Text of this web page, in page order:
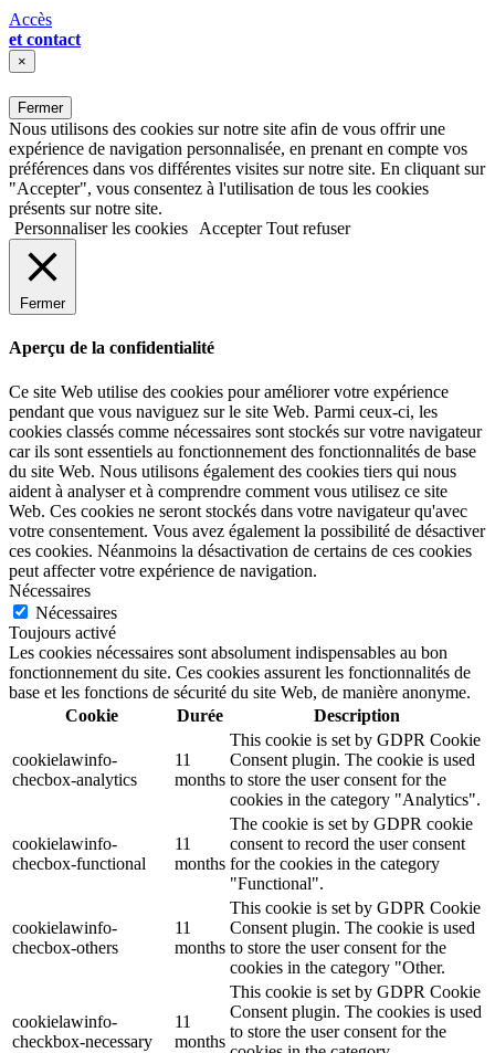
Accès
et contact
×
Fermer
Nous utilisons des cookies sur notre site afin de vous offrir une
expérience de navigation personnalisée, en prenant en compte vos
préférences dans vos différentes visites sur notre site. En cliquant sur
"Accepter", vous consentez à l'utilisation de tous les cookies
présents sur notre site.
Personnaliser les cookies
Accepter Tout refuser
Fermer
Aperçu de la confidentialité
Ce site Web utilise des cookies pour améliorer votre expérience
pendant que vous naviguez sur le site Web. Parmi ceux-ci, les
cookies classés comme nécessaires sont stockés sur votre navigateur
car ils sont essentiels au fonctionnement des fonctionnalités de base
du site Web. Nous utilisons également des cookies tiers qui nous
aident à analyser et à comprendre comment vous utilisez ce site
Web. Ces cookies ne seront stockés dans votre navigateur qu'avec
votre consentement. Vous avez également la possibilité de désactiver
ces cookies. Néanmoins la désactivation de certains de ces cookies
peut affecter votre expérience de navigation.
Nécessaires
Nécessaires
Toujours activé
Les cookies nécessaires sont absolument indispensables au bon
fonctionnement du site. Ces cookies assurent les fonctionnalités de
base et les fonctions de sécurité du site Web, de manière anonyme.
Cookie
Durée Description
cookielawinfo-
checbox-analytics
11
months
This cookie is set by GDPR Cookie
Consent plugin. The cookie is used
to store the user consent for the
cookies in the category "Analytics".
cookielawinfo-
checbox-functional
11
months
The cookie is set by GDPR cookie
consent to record the user consent
for the cookies in the category
"Functional".
cookielawinfo-
checbox-others
11
months
This cookie is set by GDPR Cookie
Consent plugin. The cookie is used
to store the user consent for the
cookies in the category "Other.
cookielawinfo-
checkbox-necessary
11
months
This cookie is set by GDPR Cookie
Consent plugin. The cookies is used
to store the user consent for the